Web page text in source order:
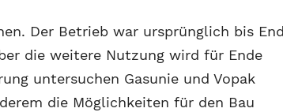
Der Betrieb war ursprünglich bis
die weitere Nutzung wird für Ende
untersuchen Gasunie und Vopak
die Möglichkeiten für den Bau